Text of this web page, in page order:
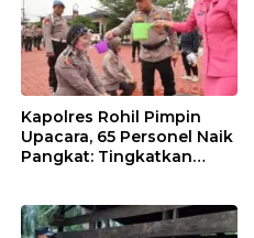
Kapolres Rohil Pimpin
Upacara, 65 Personel Naik
Pangkat: Tingkatkan